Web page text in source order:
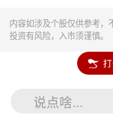
内容如涉及个股仅供参考，
投资有风险，入市须谨慎。
说点啥...